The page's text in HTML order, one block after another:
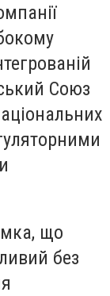
Союз
що
без